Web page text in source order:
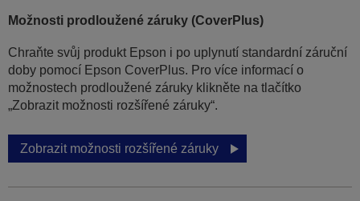
Možnosti prodloužené záruky (CoverPlus)
Chraňte svůj produkt Epson i po uplynutí standardní záruční
doby pomocí Epson CoverPlus. Pro více informací o
možnostech prodloužené záruky klikněte na tlačítko
„Zobrazit možnosti rozšířené záruky“.
Zobrazit možnosti rozšířené záruky